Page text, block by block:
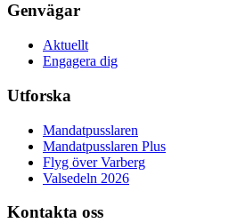
Genvägar
Aktuellt
Engagera dig
Utforska
Mandatpusslaren
Mandatpusslaren Plus
Flyg över Varberg
Valsedeln 2026
Kontakta oss